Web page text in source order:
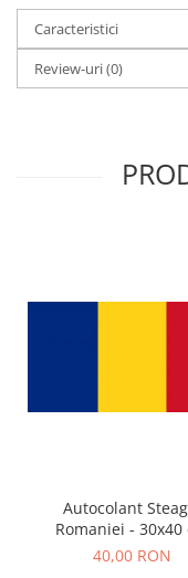
Caracteristici
Review-uri(0)
Autocolant
Romaniei - 30x40
40,00 RON